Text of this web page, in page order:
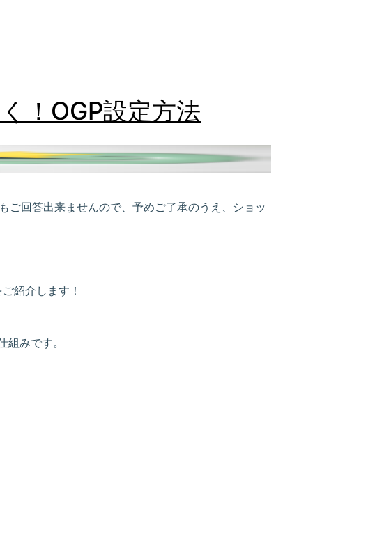
！OGP設定方法
回答出来ませんので、予めご了承のうえ、ショッ
紹介します！
みです。